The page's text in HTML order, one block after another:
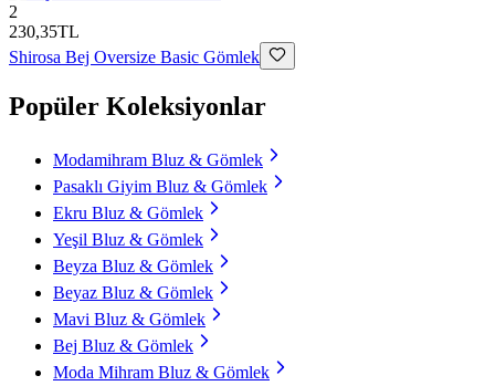
2
230,35TL
Shirosa Bej Oversize Basic Gömlek
Popüler Koleksiyonlar
Modamihram Bluz & Gömlek
Pasaklı Giyim Bluz & Gömlek
Ekru Bluz & Gömlek
Yeşil Bluz & Gömlek
Beyza Bluz & Gömlek
Beyaz Bluz & Gömlek
Mavi Bluz & Gömlek
Bej Bluz & Gömlek
Moda Mihram Bluz & Gömlek